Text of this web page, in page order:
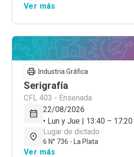
Ver más
Industria Gráfica
Serigrafía
CFL 403 - Ensenada
22/08/2026
• Lun y Jue | 13:40 – 17:20
Lugar de dictado
6 N° 736 - La Plata
Ver más